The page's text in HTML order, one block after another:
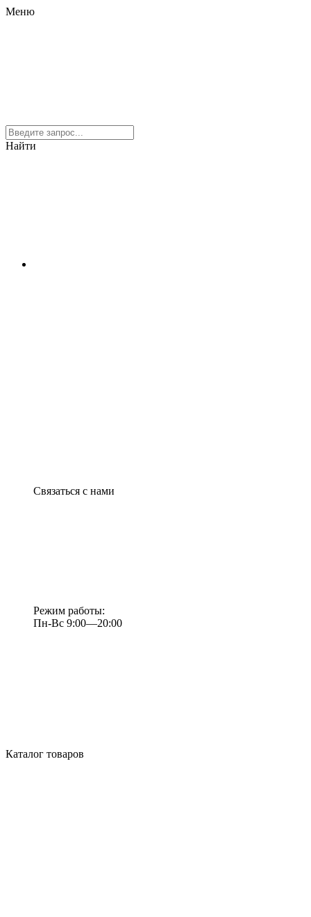
Меню
Найти
Связаться с нами
Режим работы:
Пн-Вс 9:00—20:00
Каталог товаров